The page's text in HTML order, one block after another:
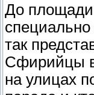
До площади
так
Сфирийцы
на улицах